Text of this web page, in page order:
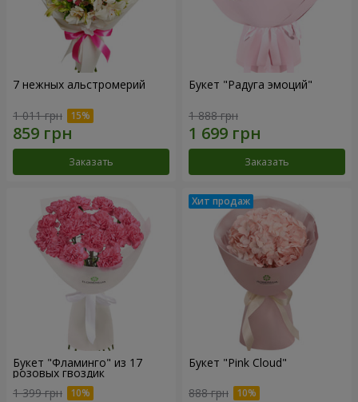
7 нежных альстромерий
1 011 грн
Заказать
Букет "Радуга эмоций"
1 888 грн
Заказать
Букет "Фламинго" из 17
розовых гвоздик
1 399 грн
Букет "Pink Cloud"
888 грн